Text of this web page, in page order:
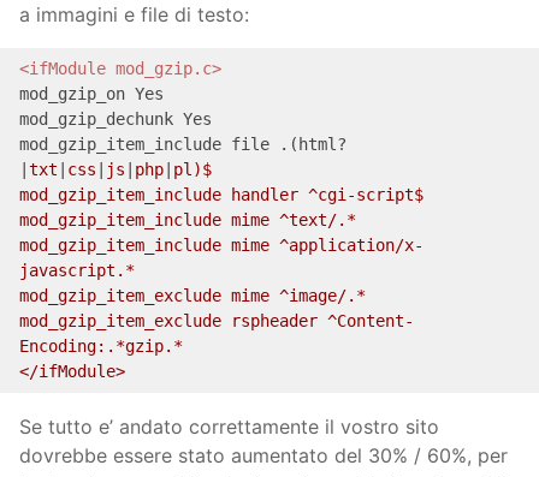
a immagini e file di testo:
<ifModule mod_gzip.c>
mod_gzip_on Yes
mod_gzip_dechunk Yes
mod_gzip_item_include file .(html?
txt css js php pl)$
mod_gzip_item_include handler ^cgi-script$
mod_gzip_item_include mime ^text/.*
mod_gzip_item_include mime ^application/x-
javascript.*
mod_gzip_item_exclude mime ^image/.*
mod_gzip_item_exclude rspheader ^Content-
Encoding:.*gzip.*
</ifModule>
Se tutto e’ andato correttamente il vostro sito
dovrebbe essere stato aumentato del 30% / 60%, per